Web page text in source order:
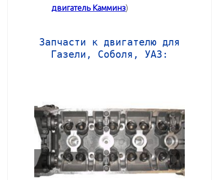
двигатель Камминз)
Запчасти к двигателю для
Газели, Соболя, УАЗ: